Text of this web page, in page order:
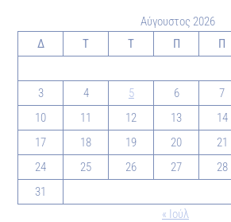
Αύγουστος 2026
Δ
Τ Τ Π Π
3
4 5 6 7
10
11 12 13 14
17
18 19 20 21
24
25 26 27 28
31
« Ιούλ